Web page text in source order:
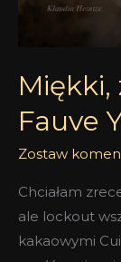
Miękki,
Fauve
Zostaw
Chciałam
ale lockout
kakaowymi